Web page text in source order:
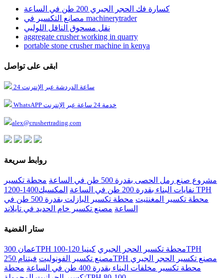
كسارة فك الحجر الجيري 200 طن في الساعة
مصانع التكسير في machinerytrader
نقل مسحوق الناقل اللولبي
aggregate crusher working in quarry
portable stone crusher machine in kenya
ابقى على تواصل
24 ساعة الدردشة عبر الإنترنت
WhatsAPP خدمة 24 ساعة عبر الإنترنت
alex@crushertrading.com
روابط سريعة
مشروع صنع رمل الحصى بقدرة 500 طن في الساعة
محطة تكسير
نفايات البناء بقدرة 200 طن في الساعة
المكسيك1400-1200 TPH
محطة تكسير المغنتيت
محطة تكسير البازلت بقدرة 500 طن في
الساعة مصنع تكسير خام الحديد في تايلاند
ستار القضية
عمان 300TPH محطة تكسير الحجر الجيري
كينيا 120-100TPH
مصنع تكسير الفونوليت
فيتنام 250TPH مصنع تكسير الحجر الجيري
محطة تكسير مخلفات البناء بقدرة 400 طن في الساعة
محطة